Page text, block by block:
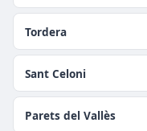
Tordera
Sant Celoni
Parets del Vallès